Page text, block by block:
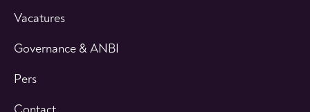
Vacatures
Governance & ANBI
Pers